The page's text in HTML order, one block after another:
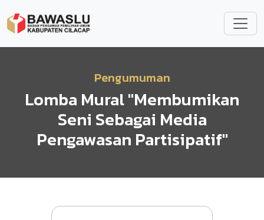
Pengumuman
Lomba Mural "Membumikan
Seni Sebagai Media
Pengawasan Partisipatif"